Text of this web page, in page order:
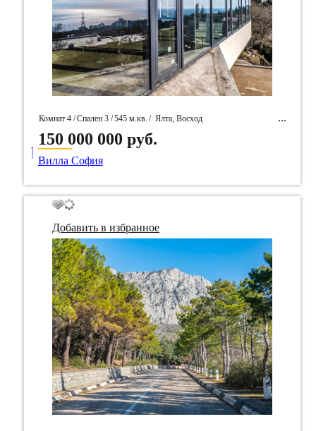
Комнат 4 /Спален 3 /545 м.кв. / Ялта, Восход
/ Идентификатор собственность 96100
150 000 000 руб.
____
Вилла София
Добавить в избранное